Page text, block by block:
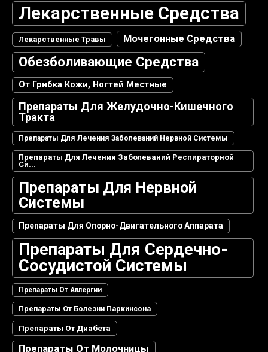
Лекарственные Средства
Лекарственные Травы Мочегонные Средства
Обезболивающие Средства
От Грибка Кожи, Ногтей Местные
Препараты Для Желудочно-Кишечного
Тракта
Препараты Для Лечения Заболеваний Нервной Системы
Препараты Для Лечения Заболеваний Респираторной
Си...
Препараты Для Нервной
Системы
Препараты Для Опорно-Двигательного Аппарата
Препараты Для Сердечно-
Сосудистой Системы
Препараты От Аллергии
Препараты От Болезни Паркинсона
Препараты От Диабета
Препараты От Молочницы